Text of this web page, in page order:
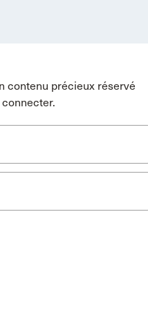
contenu précieux réservé